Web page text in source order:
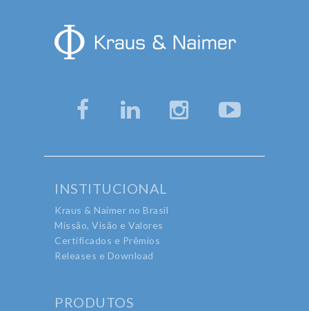
INSTITUCIONAL
Kraus & Naimer no Brasil
Missão, Visão e Valores
Certificados e Prêmios
Releases e Download
PRODUTOS